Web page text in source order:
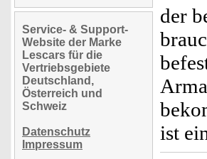
Service- & Support-
Website der Marke
Lescars für die
Vertriebsgebiete
Deutschland,
Österreich und
Schweiz
Datenschutz
Impressum
der
ist